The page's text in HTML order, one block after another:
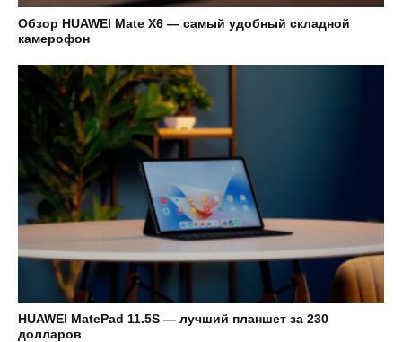
Обзор HUAWEI Mate X6 — самый удобный складной
камерофон
HUAWEI MatePad 11.5S — лучший планшет за 230
долларов